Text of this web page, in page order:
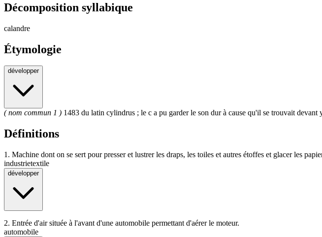
Décomposition syllabique
calandre
Étymologie
développer
(nom commun 1 ) 1483 du latin cylindrus ; le c a pu garder le son dur à cause qu'il se trouvait devant
Définitions
1. Machine dont on se sert pour presser et lustrer les draps, les toiles et autres étoffes et glacer les
industrietextile
développer
2. Entrée d'air située à l'avant d'une automobile permettant d'aérer le moteur.
automobile